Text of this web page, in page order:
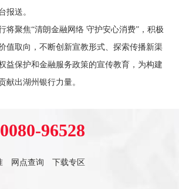
报送。
聚焦“清朗金融网络 守护安心消费”，积极
值取向，不断创新宣教形式、探索传播新渠
益保护和金融服务政策的宣传教育，为构建
献出湖州银行力量。
96528
网点查询 下载专区